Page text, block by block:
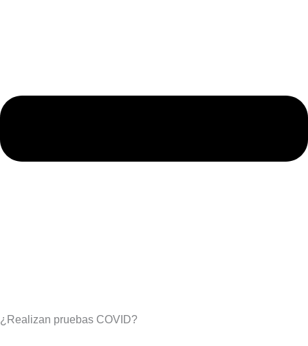
¿Realizan pruebas COVID?